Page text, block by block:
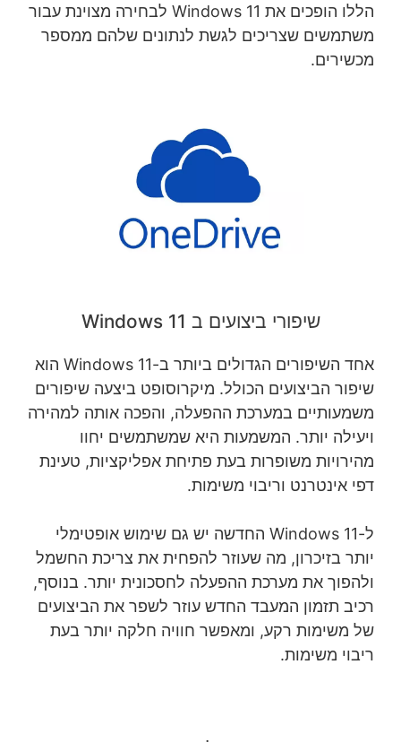
הללו הופכים את Windows 11 לבחירה מצוינת עבור
משתמשים שצריכים לגשת לנתונים שלהם ממספר
מכשירים.
שיפורי ביצועים ב Windows 11
אחד השיפורים הגדולים ביותר ב-Windows 11 הוא
שיפור הביצועים הכולל. מיקרוסופט ביצעה שיפורים
משמעותיים במערכת ההפעלה, והפכה אותה למהירה
ויעילה יותר. המשמעות היא שמשתמשים יחוו
מהירויות משופרות בעת פתיחת אפליקציות, טעינת
דפי אינטרנט וריבוי משימות.
ל-Windows 11 החדשה יש גם שימוש אופטימלי
יותר בזיכרון, מה שעוזר להפחית את צריכת החשמל
ולהפוך את מערכת ההפעלה לחסכונית יותר. בנוסף,
רכיב תזמון המעבד החדש עוזר לשפר את הביצועים
של משימות רקע, ומאפשר חוויה חלקה יותר בעת
ריבוי משימות.